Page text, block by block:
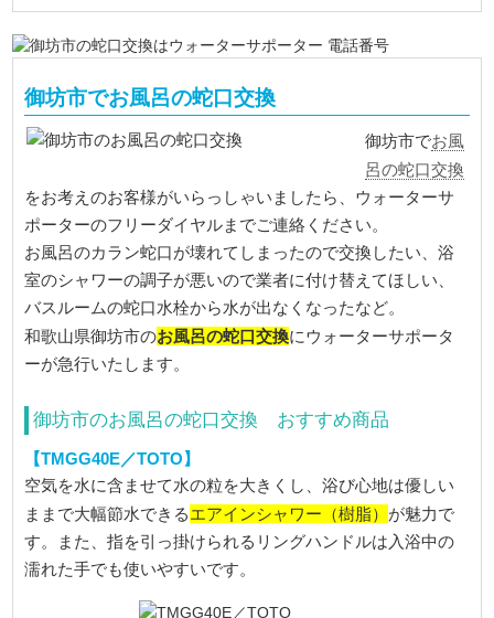
御坊市でお風呂の蛇口交換
御坊市でお風
呂の蛇口交換
をお考えのお客様がいらっしゃいましたら、ウォーターサ
ポーターのフリーダイヤルまでご連絡ください。
お風呂のカラン蛇口が壊れてしまったので交換したい、浴
室のシャワーの調子が悪いので業者に付け替えてほしい、
バスルームの蛇口水栓から水が出なくなったなど。
和歌山県御坊市のお風呂の蛇口交換にウォーターサポータ
ーが急行いたします。
御坊市のお風呂の蛇口交換 おすすめ商品
【TMGG40E／TOTO】
空気を水に含ませて水の粒を大きくし、浴び心地は優しい
ままで大幅節水できるエアインシャワー（樹脂） が魅力で
す。また、指を引っ掛けられるリングハンドルは入浴中の
濡れた手でも使いやすいです。